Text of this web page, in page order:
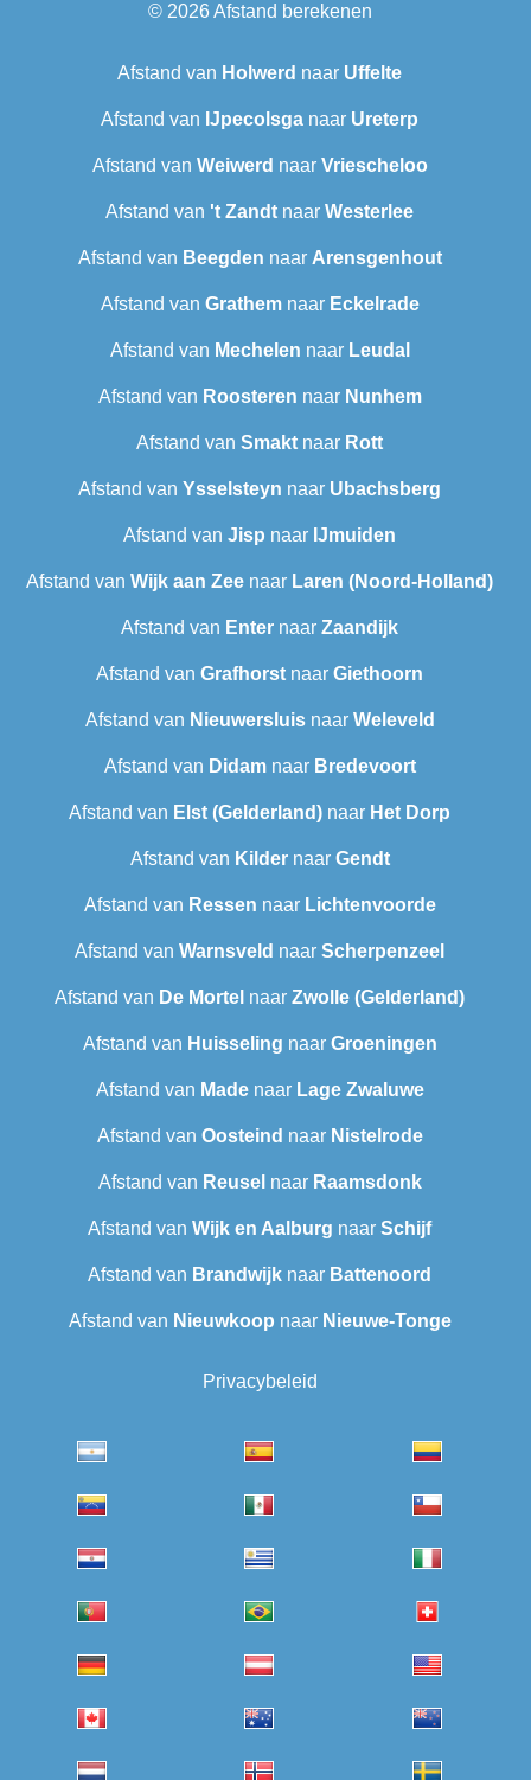
© 2026Afstand berekenen
Afstand van Holwerd naar Uffelte
Afstand van IJpecolsga naar Ureterp
Afstand van Weiwerd naar Vriescheloo
Afstand van 't Zandt naar Westerlee
Afstand van Beegden naar Arensgenhout
Afstand van Grathemnaar Eckelrade
Afstand van Mechelen naar Leudal‎
Afstand van Roosteren naar Nunhem
Afstand van Smakt naar Rott
Afstand van Ysselsteyn naar Ubachsberg
Afstand van Jisp naar IJmuiden
Afstand van Wijk aan Zee naar Laren (Noord-Holland)
Afstand van Enter naar Zaandijk
Afstand van Grafhorst naar Giethoorn
Afstand van Nieuwersluisnaar Weleveld
Afstand van Didamnaar Bredevoort
Afstand van Elst (Gelderland) naar Het Dorp
Afstand van Kildernaar Gendt
Afstand van Ressen naar Lichtenvoorde
Afstand van Warnsveld naar Scherpenzeel
Afstand van De Mortel naar Zwolle (Gelderland)
Afstand van Huisseling naar Groeningen
Afstand van Madenaar Lage Zwaluwe
Afstand van Oosteind naar Nistelrode
Afstand van Reusel naar Raamsdonk
Afstand van Wijk en Aalburg naar Schijf
Afstand van Brandwijk naar Battenoord
Afstand van Nieuwkoop naar Nieuwe-Tonge
Privacybeleid